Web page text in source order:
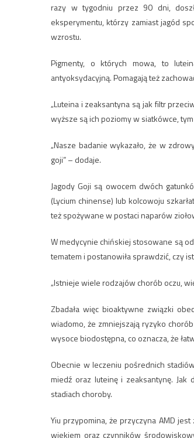
razy w tygodniu przez 90 dni,
eksperymentu, którzy zamiast jagód
wzrostu.
Pigmenty, o których mowa, to
antyoksydacyjną. Pomagają też
„Luteina i zeaksantyna są jak filtr
wyższe są ich poziomy w siatkówce,
„Nasze badanie wykazało, że w
goji” – dodaje.
Jagody Goji są owocem dwóch
(Lycium chinense) lub kolcowoju
też spożywane w postaci naparów
W medycynie chińskiej stosowane są
tematem i postanowiła sprawdzić, czy
„Istnieje wiele rodzajów chorób oczu,
Zbadała więc bioaktywne związki
wiadomo, że zmniejszają ryzyko
wysoce biodostępna, co oznacza, że
Obecnie w leczeniu pośrednich
miedź oraz luteinę i zeaksantynę. Jak
stadiach choroby.
Yiu przypomina, że przyczyna AMD
wiekiem oraz czynników